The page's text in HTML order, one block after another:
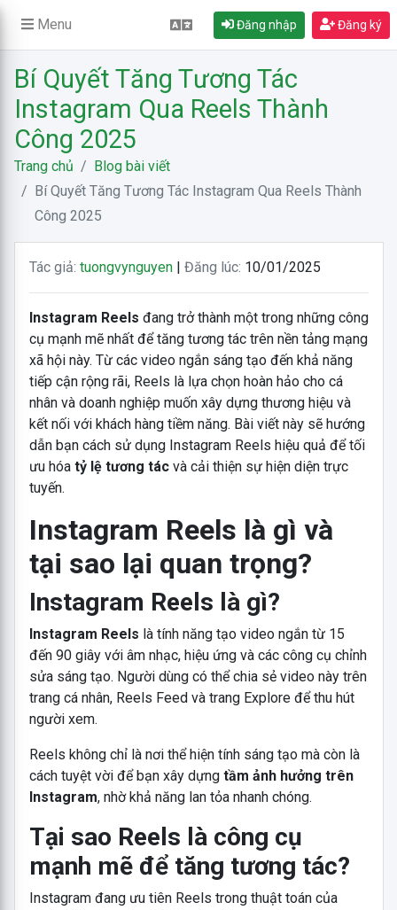
Menu Đăng nhập Đăng ký
Bí Quyết Tăng Tương Tác
Instagram Qua Reels Thành
Công 2025
Trang chủ
Blog bài viết
Bí Quyết Tăng Tương Tác Instagram Qua Reels Thành
Công 2025
Tác giả: tuongvynguyen| Đăng lúc: 10/01/2025
Instagram Reels đang trở thành một trong những công
cụ mạnh mẽ nhất để tăng tương tác trên nền tảng mạng
xã hội này. Từ các video ngắn sáng tạo đến khả năng
tiếp cận rộng rãi, Reels là lựa chọn hoàn hảo cho cá
nhân và doanh nghiệp muốn xây dựng thương hiệu và
kết nối với khách hàng tiềm năng. Bài viết này sẽ hướng
dẫn bạn cách sử dụng Instagram Reels hiệu quả để tối
ưu hóa tỷ lệ tương tácvà cải thiện sự hiện diện trực
tuyến.
Instagram Reels là gì và
tại sao lại quan trọng?
Instagram Reels là gì?
Instagram Reels là tính năng tạo video ngắn từ 15
đến 90 giây với âm nhạc, hiệu ứng và các công cụ chỉnh
sửa sáng tạo. Người dùng có thể chia sẻ video này trên
trang cá nhân, Reels Feed và trang Explore để thu hút
người xem.
Reels không chỉ là nơi thể hiện tính sáng tạo mà còn là
cách tuyệt vời để bạn xây dựng tầm ảnh hưởng trên
Instagram, nhờ khả năng lan tỏa nhanh chóng.
Tại sao Reels là công cụ
mạnh mẽ để tăng tương tác?
Instagram đang ưu tiên Reels trong thuật toán của